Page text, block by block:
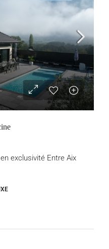
exclusivité Entre Aix